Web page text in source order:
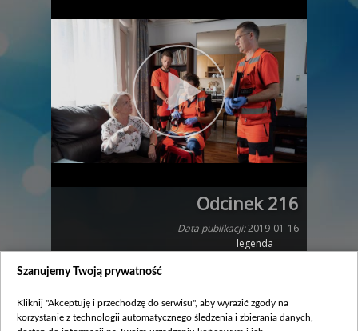
Odcinek 216
Data publikacji:2019-01-16
legenda
Zobacz również
Szanujemy Twoją prywatność
Kliknij "Akceptuję i przechodzę do serwisu", aby wyrazić zgody na
korzystanie z technologii automatycznego śledzenia i zbierania danych,